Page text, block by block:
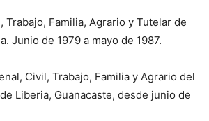
Trabajo, Familia, Agrario y Tutelar de
Junio de 1979 a mayo de 1987.
Civil, Trabajo, Familia y Agrario del
Liberia, Guanacaste, desde junio de